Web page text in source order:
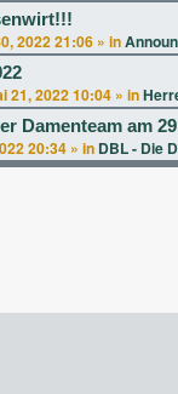
2022 21:06 » in
21, 2022 10:04 » in
Damenteam am
20:34 » in DBL - Die